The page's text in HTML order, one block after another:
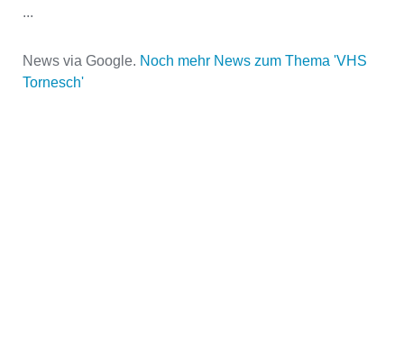
...
News via Google. Noch mehr News zum Thema 'VHS
Tornesch'